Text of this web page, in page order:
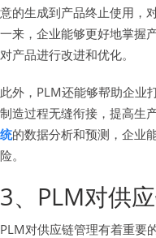
意的生成到产品终止使用，
一来，企业能够更好地掌握
对产品进行改进和优化。
此外，PLM还能够帮助企业
制造过程无缝衔接，提高生
统的数据分析和预测，企业
险。
3、PLM对供
PLM对供应链管理有着重要